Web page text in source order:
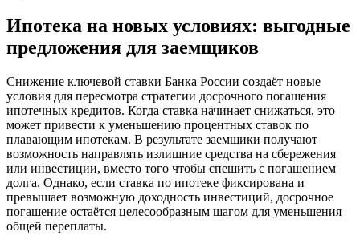
Ипотека на новых условиях: выгодные
предложения для заемщиков
Снижение ключевой ставки Банка России создаёт новые
условия для пересмотра стратегии досрочного погашения
ипотечных кредитов. Когда ставка начинает снижаться, это
может привести к уменьшению процентных ставок по
плавающим ипотекам. В результате заемщики получают
возможность направлять излишние средства на сбережения
или инвестиции, вместо того чтобы спешить с погашением
долга. Однако, если ставка по ипотеке фиксирована и
превышает возможную доходность инвестиций, досрочное
погашение остаётся целесообразным шагом для уменьшения
общей переплаты.